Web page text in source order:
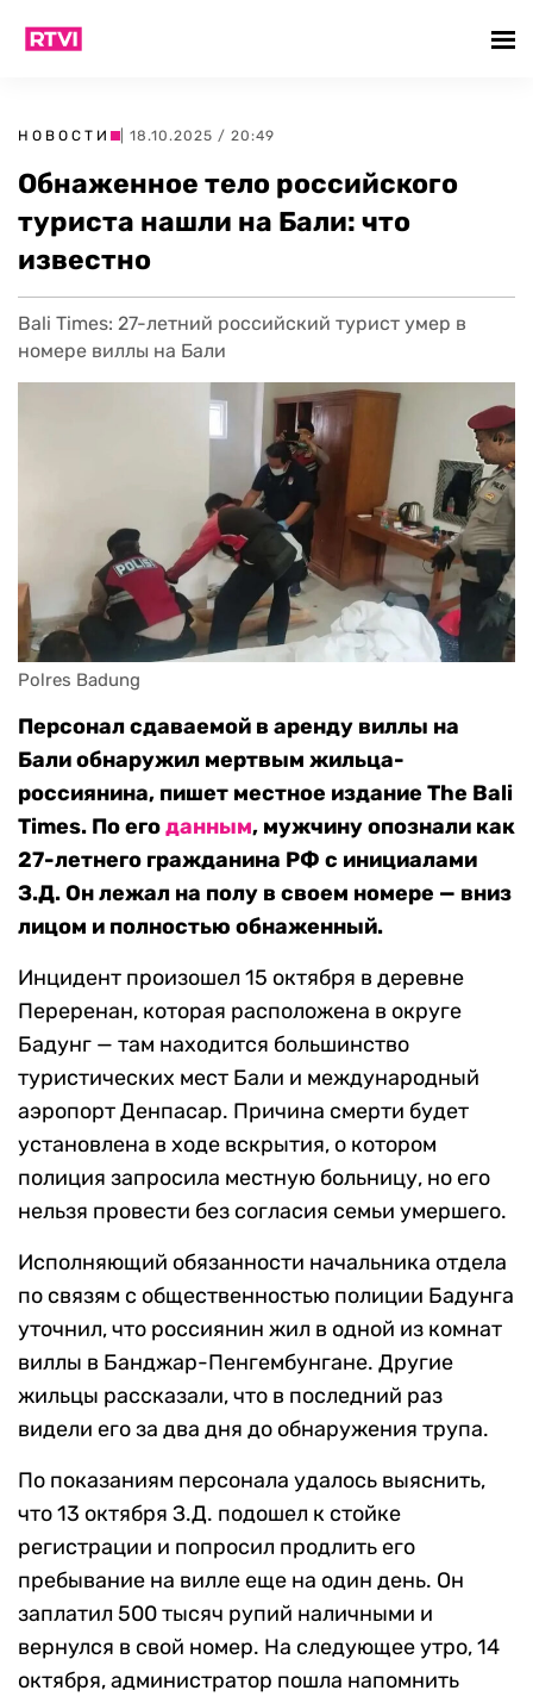
НОВОСТИ | 18.10.2025 / 20:49
Обнаженное тело российского
туриста нашли на Бали: что
известно
Bali Times: 27-летний российский турист умер в
номере виллы на Бали
Polres Badung
Персонал сдаваемой в аренду виллы на
Бали обнаружил мертвым жильца-
россиянина, пишет местное издание The Bali
Times. По егоданным, мужчину опознали как
27-летнего гражданина РФ с инициалами
З.Д. Он лежал на полу в своем номере — вниз
лицом и полностью обнаженный.
Инцидент произошел 15 октября в деревне
Переренан, которая расположена в округе
Бадунг — там находится большинство
туристических мест Бали и международный
аэропорт Денпасар. Причина смерти будет
установлена в ходе вскрытия, о котором
полиция запросила местную больницу, но его
нельзя провести без согласия семьи умершего.
Исполняющий обязанности начальника отдела
по связям с общественностью полиции Бадунга
уточнил, что россиянин жил в одной из комнат
виллы в Банджар-Пенгембунгане. Другие
жильцы рассказали, что в последний раз
видели его за два дня до обнаружения трупа.
По показаниям персонала удалось выяснить,
что 13 октября З.Д. подошел к стойке
регистрации и попросил продлить его
пребывание на вилле еще на один день. Он
заплатил 500 тысяч рупий наличными и
вернулся в свой номер. На следующее утро, 14
октября, администратор пошла напомнить